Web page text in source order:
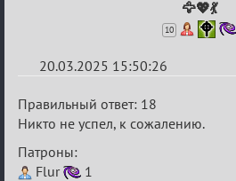
🦅💖💃
10
20.03.2025 15:50:26
Re:
Биатлон
№50
Правильный ответ: 18
Никто не успел, к сожалению.
Патроны:
Flur
1